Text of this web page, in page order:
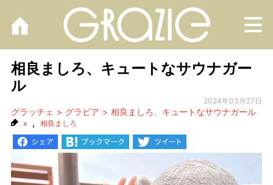
相良ましろ、キュートなサウナガー
ル
2024年03月27日
グラッチェ グラビア 相良ましろ、キュートなサウナガール
x , 相良ましろ